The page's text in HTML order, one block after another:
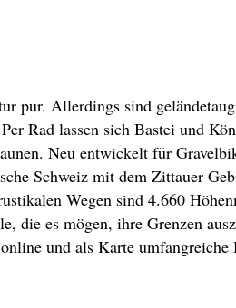
pur. Allerdings sind
Rad lassen sich Bastei und
Neu entwickelt für
Schweiz mit dem Zittauer
Wegen sind 4.660
die es mögen, ihre Grenzen
und als Karte